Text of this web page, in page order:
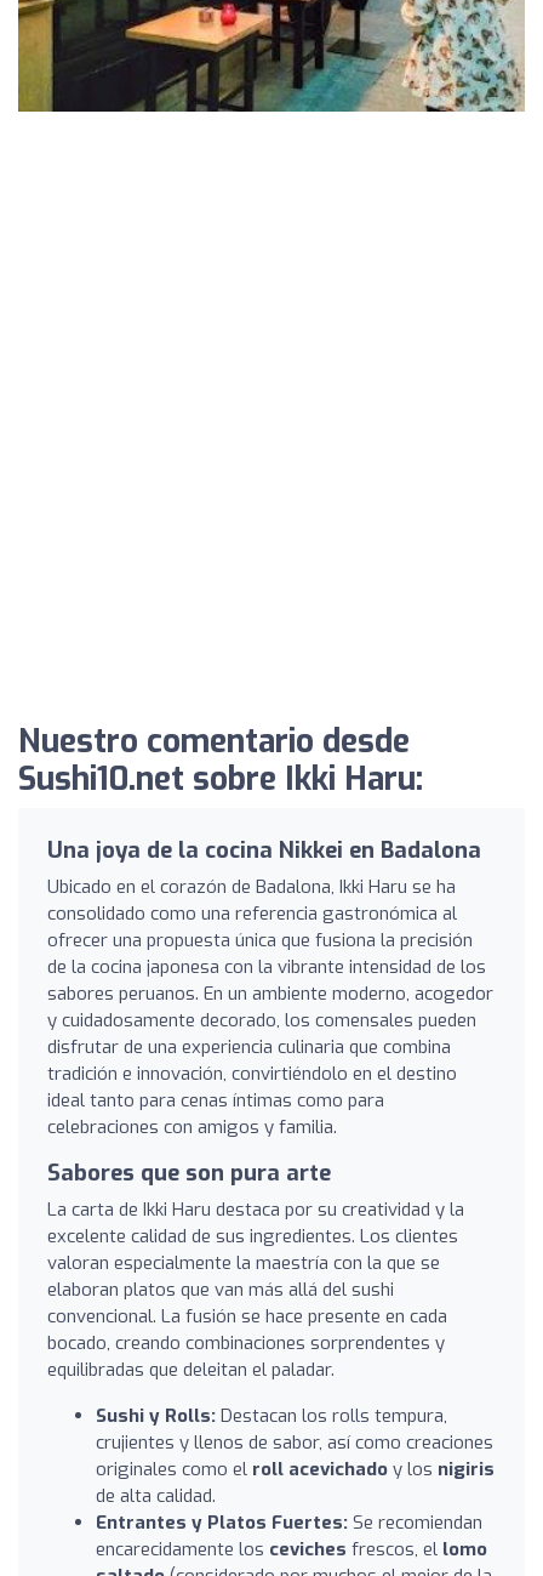
Nuestro comentario desde
Sushi10.net sobre Ikki Haru:
Una joya de la cocina Nikkei en Badalona
Ubicado en el corazón de Badalona, Ikki Haru se ha
consolidado como una referencia gastronómica al
ofrecer una propuesta única que fusiona la precisión
de la cocina japonesa con la vibrante intensidad de los
sabores peruanos. En un ambiente moderno, acogedor
y cuidadosamente decorado, los comensales pueden
disfrutar de una experiencia culinaria que combina
tradición e innovación, convirtiéndolo en el destino
ideal tanto para cenas íntimas como para
celebraciones con amigos y familia.
Sabores que son pura arte
La carta de Ikki Haru destaca por su creatividad y la
excelente calidad de sus ingredientes. Los clientes
valoran especialmente la maestría con la que se
elaboran platos que van más allá del sushi
convencional. La fusión se hace presente en cada
bocado, creando combinaciones sorprendentes y
equilibradas que deleitan el paladar.
Sushi y Rolls: Destacan los rolls tempura,
crujientes y llenos de sabor, así como creaciones
originales como el roll acevichado y los nigiris
de alta calidad.
Entrantes y Platos Fuertes: Se recomiendan
encarecidamente los ceviches frescos, el lomo